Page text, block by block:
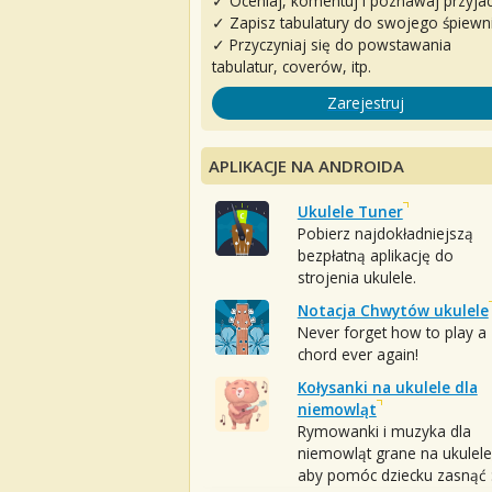
✓ Zapisz tabulatury do swojego
✓ Przyczyniaj się do powstawania
tabulatur, coverów, itp.
Zarejestruj
APLIKACJE NA ANDROIDA
Ukulele Tuner
Pobierz najdokładniejszą
bezpłatną aplikację do
strojenia ukulele.
Notacja Chwytów ukulele
Never forget how to play a
chord ever again!
Kołysanki na ukulele dla
niemowląt
Rymowanki i muzyka dla
niemowląt grane na
aby pomóc dziecku zasnąć